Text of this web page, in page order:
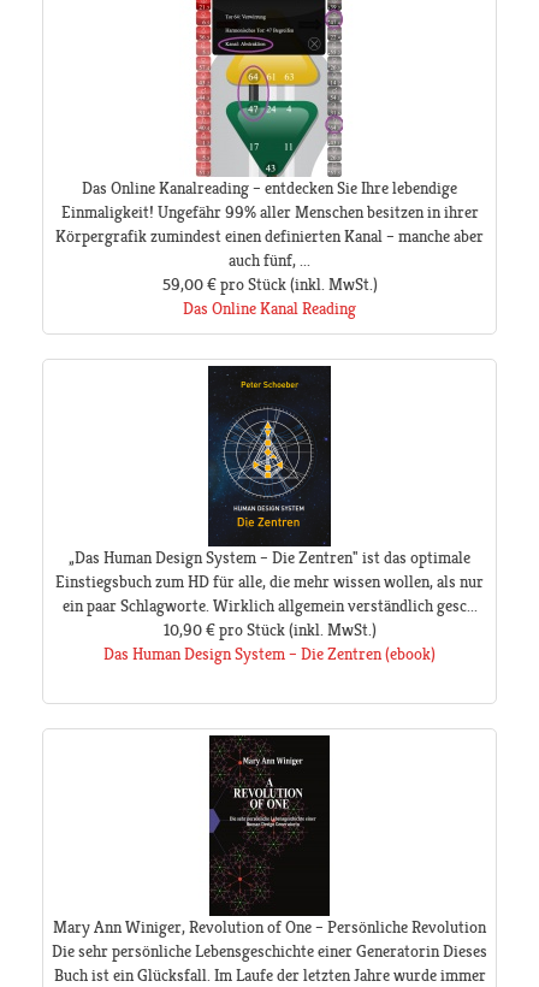
Das Online Kanalreading – entdecken Sie Ihre lebendige
Einmaligkeit! Ungefähr 99% aller Menschen besitzen in ihrer
Körpergrafik zumindest einen definierten Kanal – manche aber
auch fünf, ...
59,00 € pro Stück(inkl. MwSt.)
Das Online Kanal Reading
„Das Human Design System – Die Zentren" ist das optimale
Einstiegsbuch zum HD für alle, die mehr wissen wollen, als nur
ein paar Schlagworte. Wirklich allgemein verständlich gesc...
10,90 € pro Stück(inkl. MwSt.)
Das Human Design System – Die Zentren (ebook)
Mary Ann Winiger, Revolution of One – Persönliche Revolution
Die sehr persönliche Lebensgeschichte einer Generatorin Dieses
Buch ist ein Glücksfall. Im Laufe der letzten Jahre wurde immer